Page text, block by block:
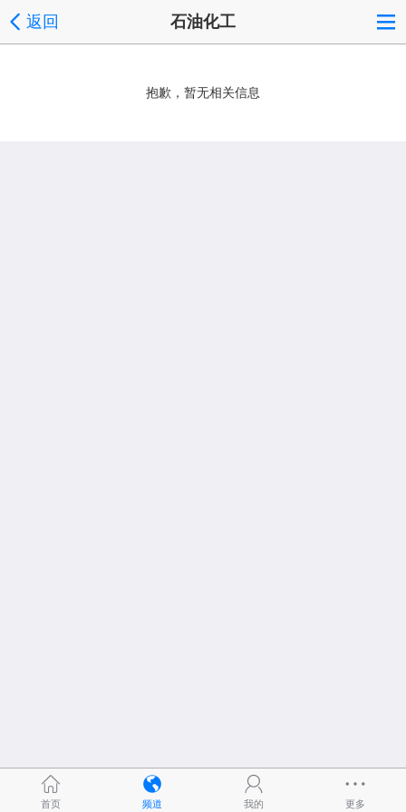
返回 石油化工
抱歉，暂无相关信息
首页 频道 我的 更多